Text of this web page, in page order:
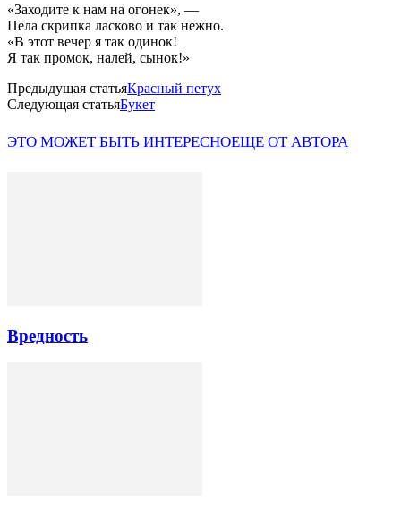
«Заходите к нам на огонек», —
Пела скрипка ласково и так нежно.
«В этот вечер я так одинок!
Я так промок, налей, сынок!»
Предыдущая статьяКрасный петух
Следующая статьяБукет
ЭТО МОЖЕТ БЫТЬ ИНТЕРЕСНОЕЩЕ ОТ АВТОРА
Вредность